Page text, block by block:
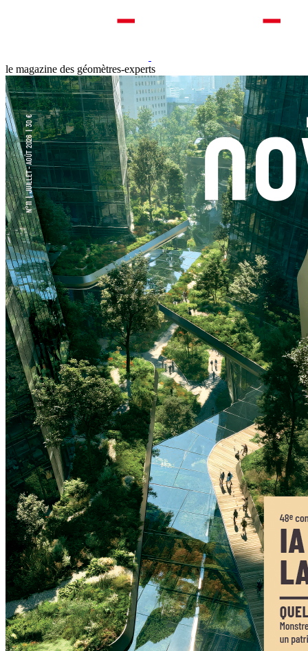
le magazine des géomètres-experts